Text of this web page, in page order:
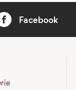
Facebook